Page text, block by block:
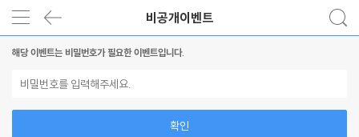
비공개이벤트
해당 이벤트는 비밀번호가 필요한 이벤트입니다.